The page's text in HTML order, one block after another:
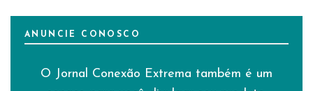
ANUNCIE CONOSCO
O Jornal Conexão Extrema também é um